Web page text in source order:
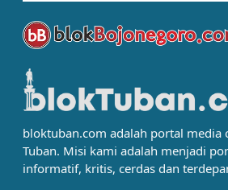
bloktuban.com adalah portal media
Tuban. Misi kami adalah menjadi
informatif, kritis, cerdas dan